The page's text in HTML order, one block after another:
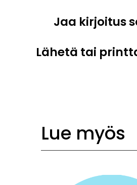
Jaa kirjoitus
Lähetä tai
Lue myös